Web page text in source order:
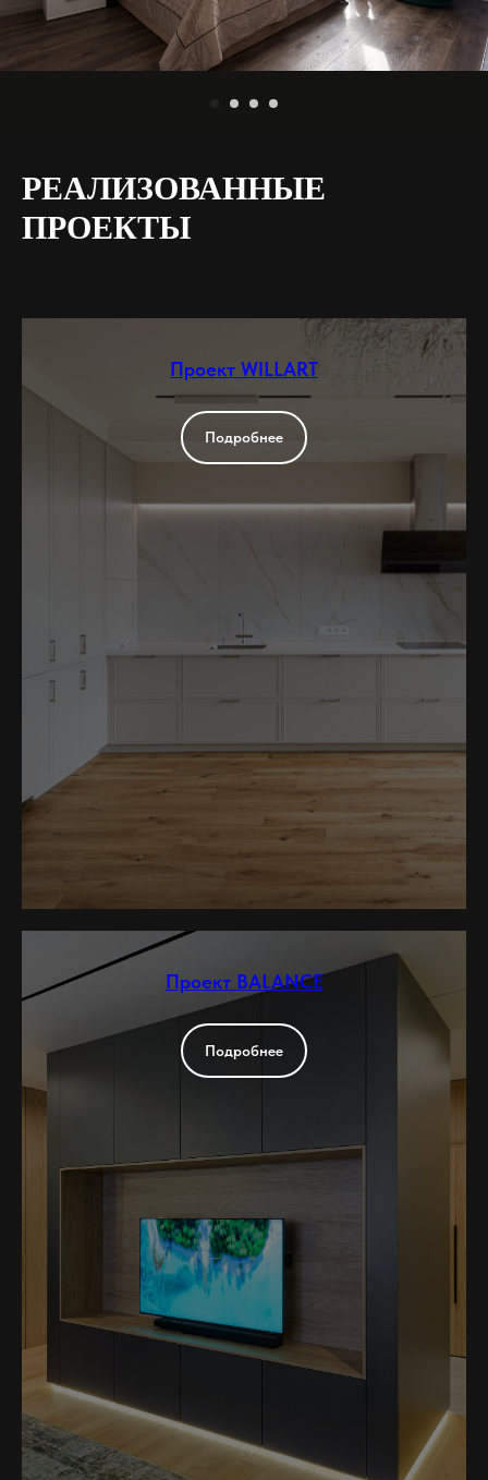
РЕАЛИЗОВАННЫЕ
ПРОЕКТЫ
Проект WILLART
Подробнее
Проект BALANCE
Подробнее